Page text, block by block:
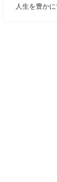
人生を豊か